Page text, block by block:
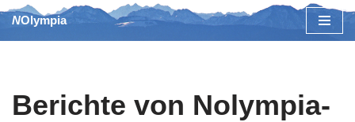
Zum
NOlympia
Berichte von Nolympia-